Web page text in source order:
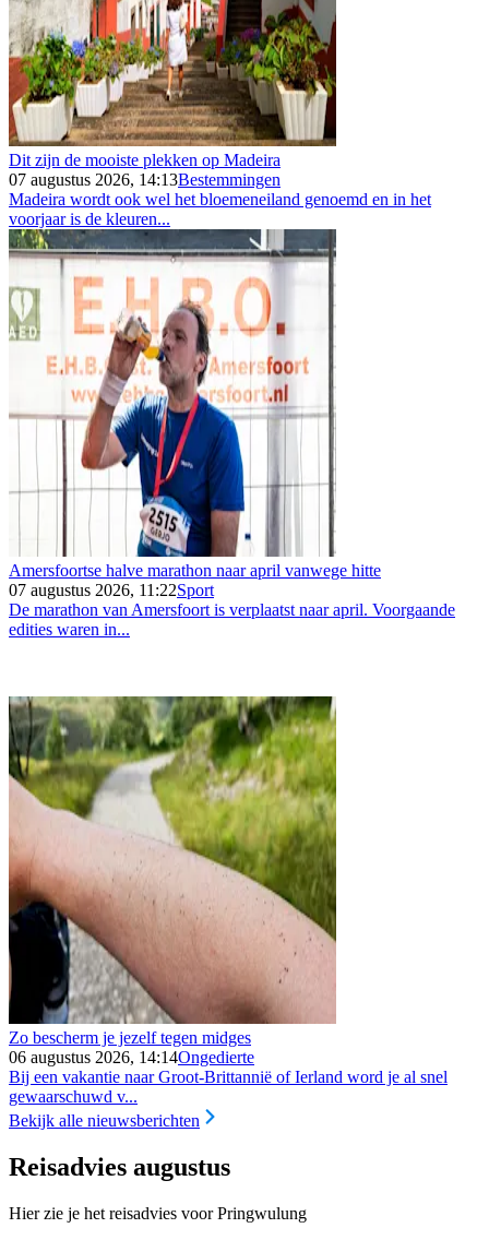
Dit zijn de mooiste plekken op Madeira
07 augustus 2026, 14:13Bestemmingen
Madeira wordt ook wel het bloemeneiland genoemd en in het
voorjaar is de kleuren...
Amersfoortse halve marathon naar april vanwege hitte
07 augustus 2026, 11:22Sport
De marathon van Amersfoort is verplaatst naar april. Voorgaande
edities waren in...
Zo bescherm je jezelf tegen midges
06 augustus 2026, 14:14Ongedierte
Bij een vakantie naar Groot-Brittannië of Ierland word je al snel
gewaarschuwd v...
Bekijk alle nieuwsberichten
Reisadvies augustus
Hier zie je het reisadvies voor Pringwulung